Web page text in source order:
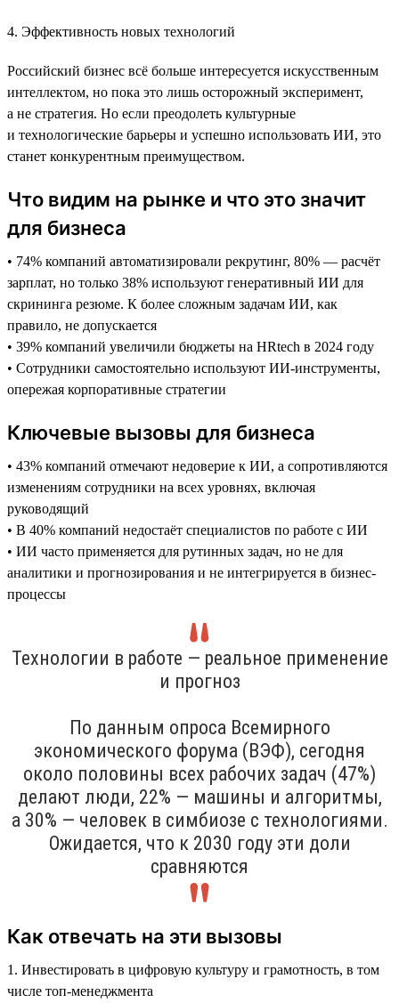
4. Эффективность новых технологий
Российский бизнес всё больше интересуется искусственным
интеллектом, но пока это лишь осторожный эксперимент,
а не стратегия. Но если преодолеть культурные
и технологические барьеры и успешно использовать ИИ, это
станет конкурентным преимуществом.
Что видим на рынке и что это значит
для бизнеса
• 74% компаний автоматизировали рекрутинг, 80% — расчёт
зарплат, но только 38% используют генеративный ИИ для
скрининга резюме. К более сложным задачам ИИ, как
правило, не допускается
• 39% компаний увеличили бюджеты на HRtech в 2024 году
• Сотрудники самостоятельно используют ИИ-инструменты,
опережая корпоративные стратегии
Ключевые вызовы для бизнеса
• 43% компаний отмечают недоверие к ИИ, а сопротивляются
изменениям сотрудники на всех уровнях, включая
руководящий
• В 40% компаний недостаёт специалистов по работе с ИИ
• ИИ часто применяется для рутинных задач, но не для
аналитики и прогнозирования и не интегрируется в бизнес-
процессы
Технологии в работе — реальное применение
и прогноз
По данным опроса Всемирного
экономического форума (ВЭФ), сегодня
около половины всех рабочих задач (47%)
делают люди, 22% — машины и алгоритмы,
а 30% — человек в симбиозе с технологиями.
Ожидается, что к 2030 году эти доли
сравняются
Как отвечать на эти вызовы
1. Инвестировать в цифровую культуру и грамотность, в том
числе топ-менеджмента